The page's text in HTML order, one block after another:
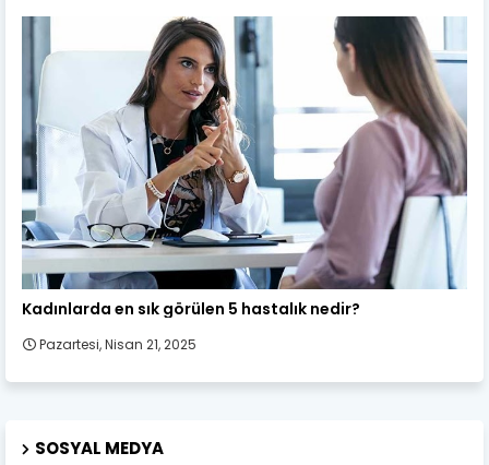
Kadın Sağlığı
Kadınlarda en sık görülen 5 hastalık nedir?
Pazartesi, Nisan 21, 2025
SOSYAL MEDYA